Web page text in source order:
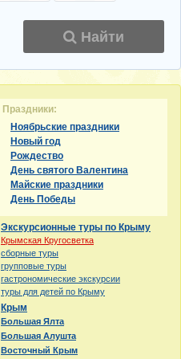
Найти
Праздники:
Ноябрьские праздники
Новый год
Рождество
День святого Валентина
Майские праздники
День Победы
Экскурсионные туры по Крыму
Крымская Кругосветка
сборные туры
групповые туры
гастрономические экскурсии
туры для детей по Крыму
Крым
Большая Ялта
Большая Алушта
Восточный Крым